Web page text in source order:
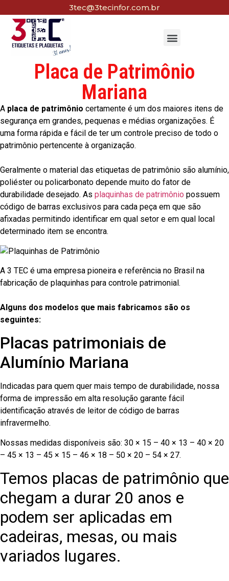
3tec@3tecinfor.com.br
Placa de Patrimônio
Mariana
A placa de patrimônio certamente é um dos maiores itens de
segurança em grandes, pequenas e médias organizações. É
uma forma rápida e fácil de ter um controle preciso de todo o
patrimônio pertencente à organização.
Geralmente o material das etiquetas de patrimônio são alumínio,
poliéster ou policarbonato depende muito do fator de
durabilidade desejado. As plaquinhas de patrimônio possuem
código de barras exclusivos para cada peça em que são
afixadas permitindo identificar em qual setor e em qual local
determinado item se encontra.
A 3 TEC é uma empresa pioneira e referência no Brasil na
fabricação de plaquinhas para controle patrimonial.
Alguns dos modelos que mais fabricamos são os
seguintes:
Placas patrimoniais de
Alumínio Mariana
Indicadas para quem quer mais tempo de durabilidade, nossa
forma de impressão em alta resolução garante fácil
identificação através de leitor de código de barras
infravermelho.
Nossas medidas disponíveis são: 30 × 15 – 40 × 13 – 40 × 20
– 45 × 13 – 45 × 15 – 46 × 18 – 50 × 20 – 54 × 27.
Temos placas de patrimônio que
chegam a durar 20 anos e
podem ser aplicadas em
cadeiras, mesas, ou mais
variados lugares.